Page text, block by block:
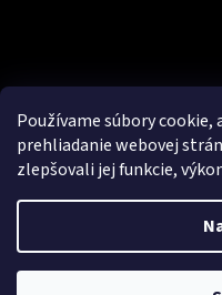
Používame súbory
prehliadanie webovej
zlepšovali jej funkcie,